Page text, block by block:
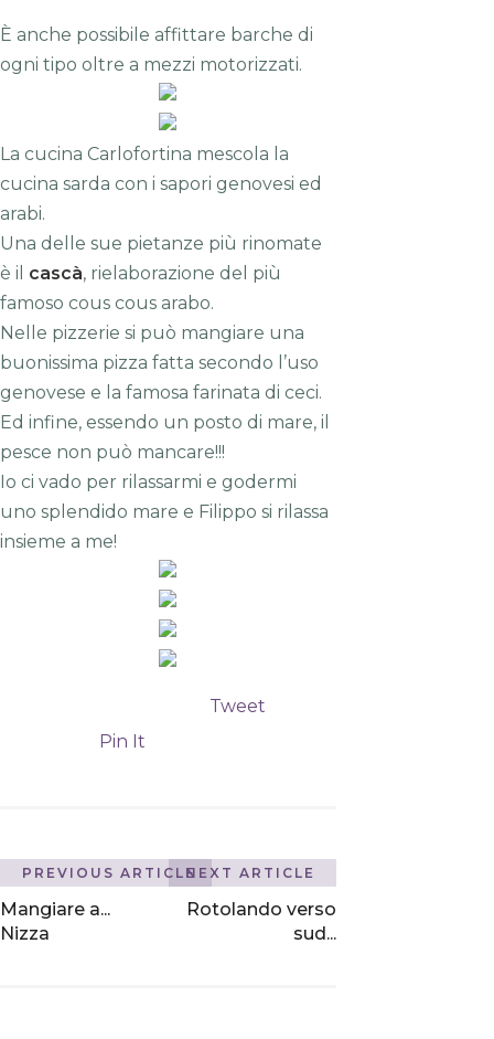
È anche possibile affittare barche di
ogni tipo oltre a mezzi motorizzati.
La cucina Carlofortina mescola la
cucina sarda con i sapori genovesi ed
arabi.
Una delle sue pietanze più rinomate
è il cascà, rielaborazione del più
famoso cous cous arabo.
Nelle pizzerie si può mangiare una
buonissima pizza fatta secondo l’uso
genovese e la famosa farinata di ceci.
Ed infine, essendo un posto di mare, il
pesce non può mancare!!!
Io ci vado per rilassarmi e godermi
uno splendido mare e Filippo si rilassa
insieme a me!
Tweet
Pin It
PREVIOUS ARTICLE
Mangiare a...
Nizza
NEXT ARTICLE
Rotolando verso
sud...